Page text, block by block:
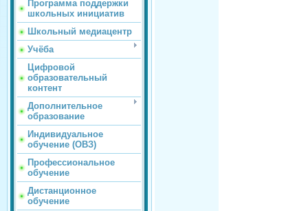
Программа поддержки
школьных инициатив
Школьный медиацентр
Учёба
Цифровой
образовательный
контент
Дополнительное
образование
Индивидуальное
обучение (ОВЗ)
Профессиональное
обучение
Дистанционное
обучение